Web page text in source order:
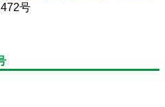
号